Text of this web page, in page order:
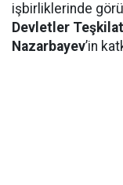
işbirliklerinde
Devletler
Nazarbayev’in